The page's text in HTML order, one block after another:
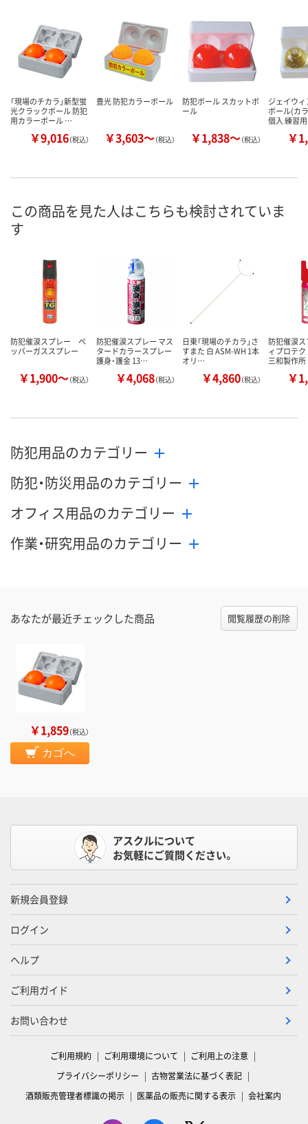
「現場のチカラ」新型蛍
光クラックボール 防犯
用カラーボール …
￥9,016（税込）
豊光 防犯カラーボール
￥3,603～（税込）
防犯ボール スカットボ
ール
￥1,838～（税込）
ジェイウ
ボール(カ
個入 練習
￥
この商品を見た人はこちらも検討されていま
す
防犯催涙スプレー ペ
ッパーガススプレー
￥1,900～（税込）
防犯催涙スプレー マス
タードカラースプレー
護身・護金 13…
￥4,068（税込）
日東「現場のチカラ」さ
すまた 白 ASM-WH 1本
オリ…
￥4,860（税込）
防犯催涙
ィプロテク
三和製作所
￥
防犯用品のカテゴリー
防犯・防災用品のカテゴリー
オフィス用品のカテゴリー
作業・研究用品のカテゴリー
あなたが最近チェックした商品 閲覧履歴の削除
￥1,859（税込）
カゴへ
アスクルについて
お気軽にご質問ください。
新規会員登録
ログイン
ヘルプ
ご利用ガイド
お問い合わせ
ご利用規約 ご利用環境について
ご利用上の注意
プライバシーポリシー
古物営業法に基づく表記
酒類販売管理者標識の掲示
医薬品の販売に関する表示 会社案内